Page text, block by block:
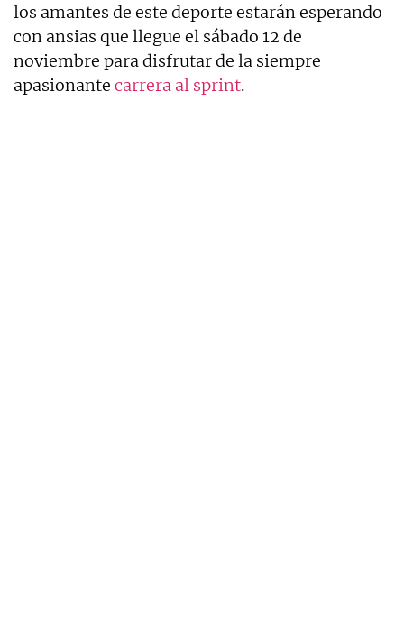
los amantes de este deporte estarán esperando
con ansias que llegue el sábado 12 de
noviembre para disfrutar de la siempre
apasionante carrera al sprint.